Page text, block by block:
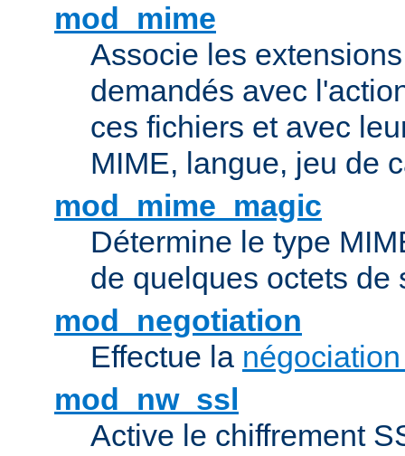
mod_mime
Associe les
demandés avec
ces fichiers et avec
MIME, langue, jeu de
mod_mime_magic
Détermine le type
de quelques octets de
mod_negotiation
Effectue la
mod_nw_ssl
Active le chiffrement